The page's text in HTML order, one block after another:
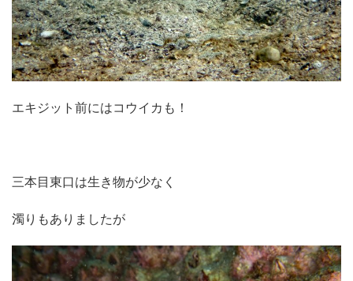
エキジット前にはコウイカも！
三本目東口は生き物が少なく
濁りもありましたが